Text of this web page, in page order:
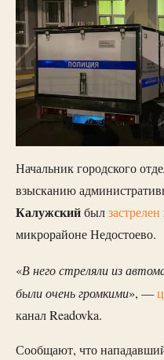
Начальник городского
взысканию
Калужскийбылзастрелен
микрорайоне Недостоево.
«В него стреляли из
были очень громкими», —
канал Readovka.
Сообщают, что